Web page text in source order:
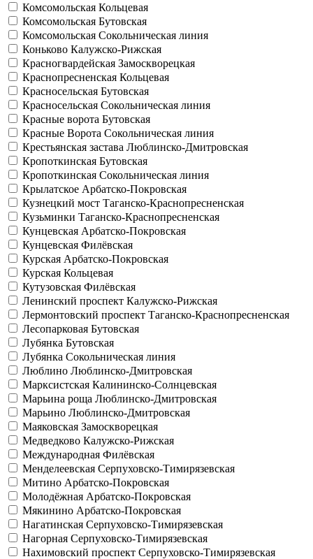
Комсомольская Кольцевая
Комсомольская Бутовская
Комсомольская Сокольническая линия
Коньково Калужско-Рижская
Красногвардейская Замоскворецкая
Краснопресненская Кольцевая
Красносельская Бутовская
Красносельская Сокольническая линия
Красные ворота Бутовская
Красные Ворота Сокольническая линия
Крестьянская застава Люблинско-Дмитровская
Кропоткинская Бутовская
Кропоткинская Сокольническая линия
Крылатское Арбатско-Покровская
Кузнецкий мост Таганско-Краснопресненская
Кузьминки Таганско-Краснопресненская
Кунцевская Арбатско-Покровская
Кунцевская Филёвская
Курская Арбатско-Покровская
Курская Кольцевая
Кутузовская Филёвская
Ленинский проспект Калужско-Рижская
Лермонтовский проспект Таганско-Краснопресненская
Лесопарковая Бутовская
Лубянка Бутовская
Лубянка Сокольническая линия
Люблино Люблинско-Дмитровская
Марксистская Калининско-Солнцевская
Марьина роща Люблинско-Дмитровская
Марьино Люблинско-Дмитровская
Маяковская Замоскворецкая
Медведково Калужско-Рижская
Международная Филёвская
Менделеевская Серпуховско-Тимирязевская
Митино Арбатско-Покровская
Молодёжная Арбатско-Покровская
Мякинино Арбатско-Покровская
Нагатинская Серпуховско-Тимирязевская
Нагорная Серпуховско-Тимирязевская
Нахимовский проспект Серпуховско-Тимирязевская